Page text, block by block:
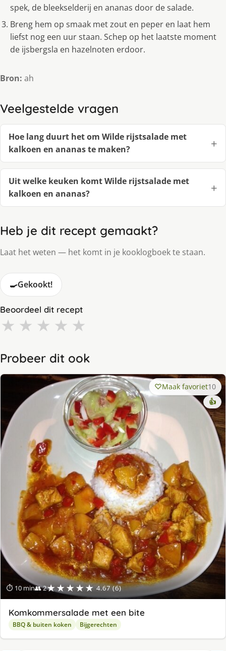
spek, de bleekselderij en ananas door de salade.
Breng hem op smaak met zout en peper en laat hem
liefst nog een uur staan. Schep op het laatste moment
de ijsbergsla en hazelnoten erdoor.
Bron: ah
Veelgestelde vragen
Hoe lang duurt het om Wilde rijstsalade met
kalkoen en ananas te maken?
Uit welke keuken komt Wilde rijstsalade met
kalkoen en ananas?
Heb je dit recept gemaakt?
Laat het weten — het komt in je kooklogboek te staan.
🍳Gekookt!
Beoordeel dit recept
★ ★ ★ ★ ★
Probeer dit ook
⏱ 10 min👥 2★★★★★ 4.67 (6)
Maak favoriet10
👍
Komkommersalade met een bite
BBQ & buiten koken Bijgerechten